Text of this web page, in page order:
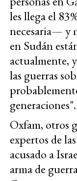
les llega el
necesaria— y
en Sudán
actualmente,
las guerras
generaciones".
Oxfam, otros
expertos de
acusado a
arma de